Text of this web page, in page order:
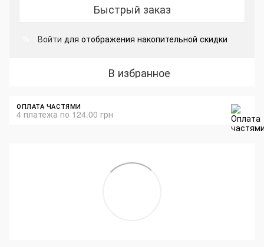
Быстрый заказ
Войти для отображения накопительной скидки
В избранное
ОПЛАТА ЧАСТЯМИ
4 платежа по 124.00 грн